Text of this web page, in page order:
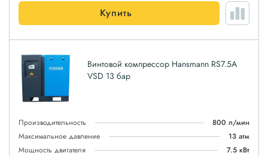
Купить
Винтовой компрессор Hansmann RS7.5A
VSD 13 бар
Производительность
800 л/мин
Максимальное давление
13 атм
Мощность двигателя
7.5 кВт